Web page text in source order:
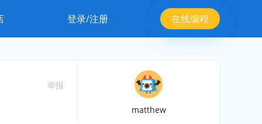
登录/注册 在线编程
举报
matthew